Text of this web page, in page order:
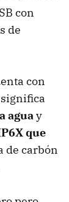
con
de
con
aguay
que
de carbón